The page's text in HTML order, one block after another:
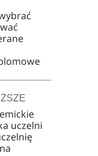
uczelni